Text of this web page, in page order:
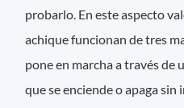
probarlo. En este aspecto
achique funcionan de tres
pone en marcha a través de
que se enciende o apaga